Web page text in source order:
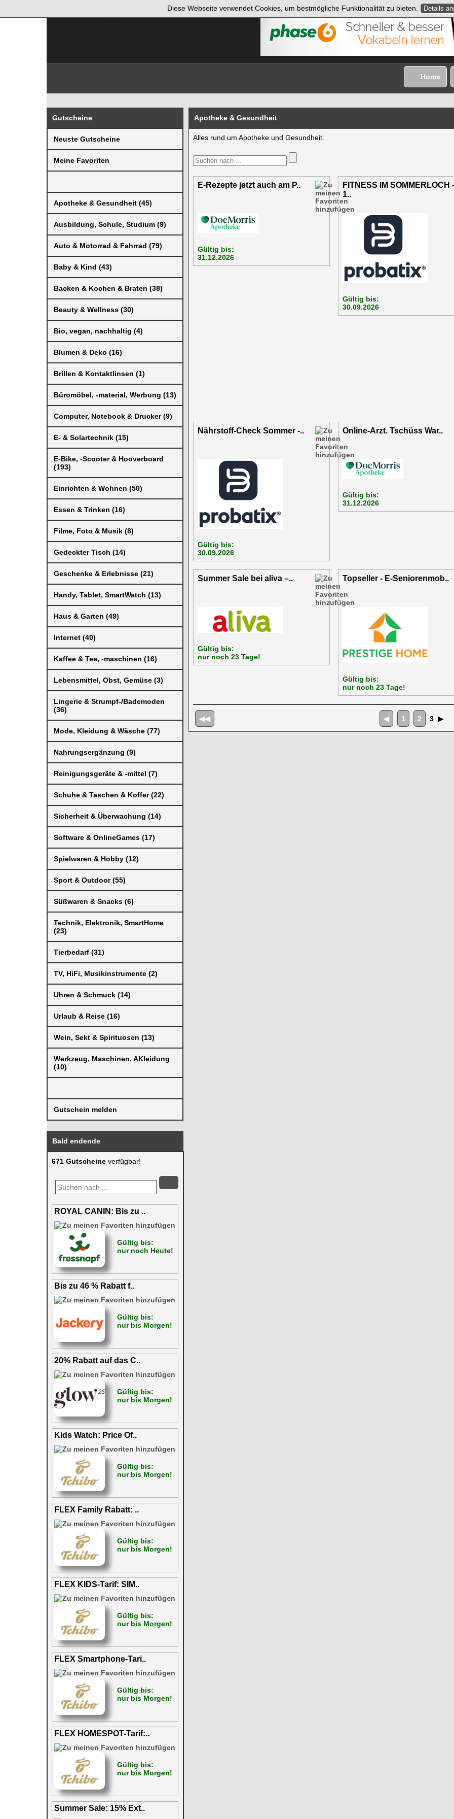
Home
Gutscheine
Neuste Gutscheine
Meine Favoriten
Apotheke & Gesundheit (45)
Ausbildung, Schule, Studium (9)
Auto & Motorrad & Fahrrad (79)
Baby & Kind (43)
Backen & Kochen & Braten (38)
Beauty & Wellness (30)
Bio, vegan, nachhaltig (4)
Blumen & Deko (16)
Brillen & Kontaktlinsen (1)
Büromöbel, -material, Werbung (13)
Computer, Notebook & Drucker (9)
E- & Solartechnik (15)
E-Bike, -Scooter & Hooverboard
(193)
Einrichten & Wohnen (50)
Essen & Trinken (16)
Filme, Foto & Musik (8)
Gedeckter Tisch (14)
Geschenke & Erlebnisse (21)
Handy, Tablet, SmartWatch (13)
Haus & Garten (49)
Internet (40)
Kaffee & Tee, -maschinen (16)
Lebensmittel, Obst, Gemüse (3)
Lingerie & Strumpf-/Bademoden
(36)
Mode, Kleidung & Wäsche (77)
Nahrungsergänzung (9)
Reinigungsgeräte & -mittel (7)
Schuhe & Taschen & Koffer (22)
Sicherheit & Überwachung (14)
Software & OnlineGames (17)
Spielwaren & Hobby (12)
Sport & Outdoor (55)
Süßwaren & Snacks (6)
Technik, Elektronik, SmartHome
(23)
Tierbedarf (31)
TV, HiFi, Musikinstrumente (2)
Uhren & Schmuck (14)
Urlaub & Reise (16)
Wein, Sekt & Spirituosen (13)
Werkzeug, Maschinen, AKleidung
(10)
Gutschein melden
Bald endende
671 Gutscheine verfügbar!
ROYAL CANIN: Bis zu ..
Gültig bis:
nur noch Heute!
Bis zu 46 % Rabatt f..
Gültig bis:
nur bis Morgen!
20% Rabatt auf das C..
Gültig bis:
nur bis Morgen!
Kids Watch: Price Of..
Gültig bis:
nur bis Morgen!
FLEX Family Rabatt: ..
Gültig bis:
nur bis Morgen!
FLEX KIDS-Tarif: SIM..
Gültig bis:
nur bis Morgen!
FLEX Smartphone-Tari..
Gültig bis:
nur bis Morgen!
FLEX HOMESPOT-Tarif:..
Gültig bis:
nur bis Morgen!
Summer Sale: 15% Ext..
Apotheke & Gesundheit
Alles rund um Apotheke und Gesundheit.
E-Rezepte jetzt auch am P..
Gültig bis:
31.12.2026
FITNESS IM SOMMERLOCH -
1..
Gültig bis:
30.09.2026
Nährstoff-Check Sommer -..
Gültig bis:
30.09.2026
Online-Arzt. Tschüss War..
Gültig bis:
31.12.2026
Summer Sale bei aliva –..
Gültig bis:
nur noch 23 Tage!
Topseller - E-Seniorenmob..
Gültig bis:
nur noch 23 Tage!
◀◀ ◀ 1 2 3 ▶
Diese Webseite verwendet Cookies, um bestmögliche Funktionalität zu bieten. Details